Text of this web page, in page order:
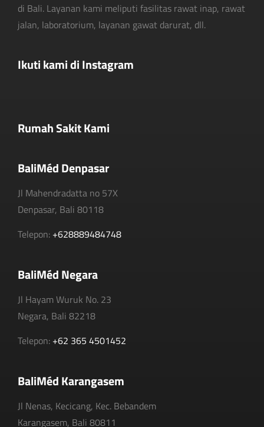
di Bali. Layanan kami meliputi fasilitas rawat inap, rawat
jalan, laboratorium, layanan gawat darurat, dll.
Ikuti kami di Instagram
Rumah Sakit Kami
BaliMéd Denpasar
Jl Mahendradatta no 57X
Denpasar, Bali 80118
Telepon: +628889484748
BaliMéd Negara
Jl Hayam Wuruk No. 23
Negara, Bali 82218
Telepon: +62 365 4501452
BaliMéd Karangasem
Jl Nenas, Kecicang, Kec. Bebandem
Karangasem, Bali 80811